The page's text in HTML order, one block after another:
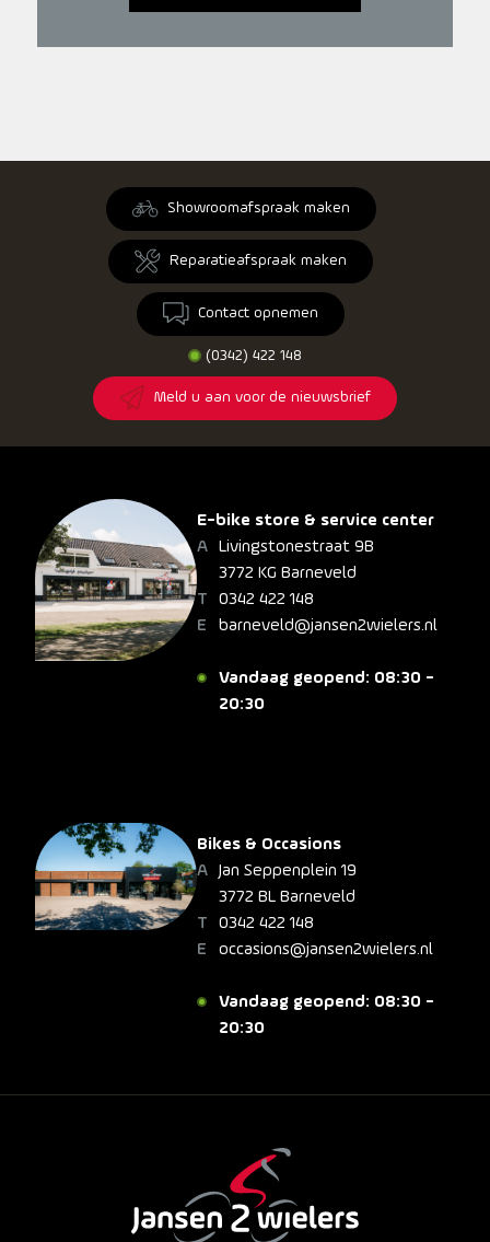
Showroomafspraak maken
Reparatieafspraak maken
Contact opnemen
(0342) 422 148
Meld u aan voor de nieuwsbrief
E-bike store & service center
Livingstonestraat 9B
3772 KG Barneveld
0342 422 148
barneveld@jansen2wielers.nl
Vandaag geopend: 08:30 -
20:30
Bikes & Occasions
Jan Seppenplein 19
3772 BL Barneveld
0342 422 148
occasions@jansen2wielers.nl
Vandaag geopend: 08:30 -
20:30